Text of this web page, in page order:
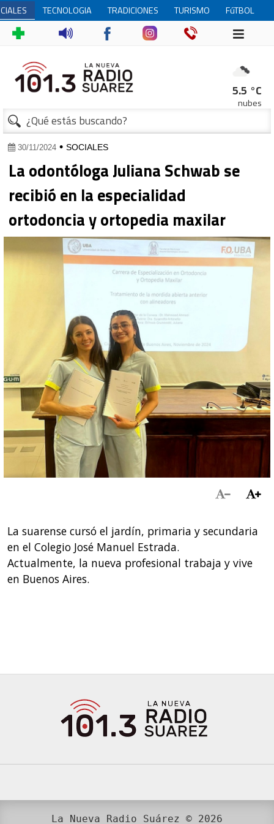
TECNOLOGIA TRADICIONES TURISMO
FúTBOL
FEMENINO
5.5 °C
nubes
30/11/2024• SOCIALES
La odontóloga Juliana Schwab se
recibió en la especialidad
ortodoncia y ortopedia maxilar
La suarense cursó el jardín, primaria y secundaria
en el Colegio José Manuel Estrada.
Actualmente, la nueva profesional trabaja y vive
en Buenos Aires.
La Nueva Radio Suárez © 2026